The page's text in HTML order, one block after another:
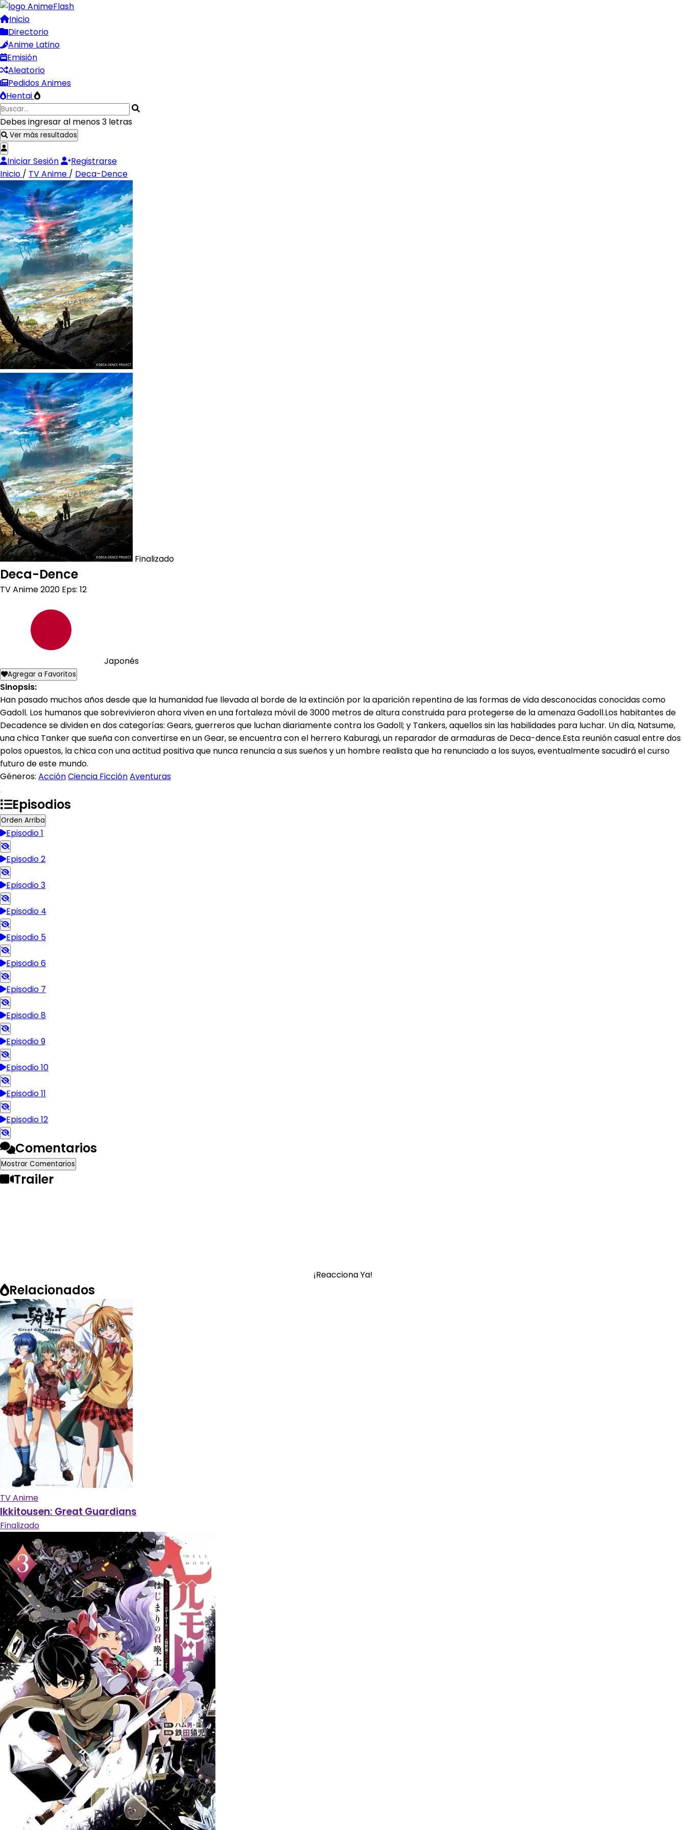
Inicio
Directorio
Anime Latino
Emisión
Aleatorio
Pedidos Animes
Hentai
Debes ingresar al menos 3 letras
Ver más resultados
Iniciar Sesión
Registrarse
Inicio / TV Anime / Deca-Dence
Finalizado
Deca-Dence
TV Anime2020 Eps: 12
Japonés
Agregar a Favoritos
Sinopsis:
Han pasado muchos años desde que la humanidad fue llevada al borde de la extinción por la aparición repentina de las formas de vida desconocidas conocidas como
Gadoll. Los humanos que sobrevivieron ahora viven en una fortaleza móvil de 3000 metros de altura construida para protegerse de la amenaza Gadoll.Los habitantes de
Decadence se dividen en dos categorías: Gears, guerreros que luchan diariamente contra los Gadoll; y Tankers, aquellos sin las habilidades para luchar. Un día, Natsume,
una chica Tanker que sueña con convertirse en un Gear, se encuentra con el herrero Kaburagi, un reparador de armaduras de Deca-dence.Esta reunión casual entre dos
polos opuestos, la chica con una actitud positiva que nunca renuncia a sus sueños y un hombre realista que ha renunciado a los suyos, eventualmente sacudirá el curso
futuro de este mundo.
Géneros: AcciónCiencia FicciónAventuras
Episodios
Orden Arriba
Episodio 1
Episodio 2
Episodio 3
Episodio 4
Episodio 5
Episodio 6
Episodio 7
Episodio 8
Episodio 9
Episodio 10
Episodio 11
Episodio 12
Comentarios
Mostrar Comentarios
Trailer
¡Reacciona Ya!
Relacionados
TV Anime
Ikkitousen: Great Guardians
Finalizado